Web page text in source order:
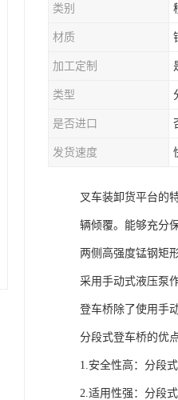
类别
材质
加工定制
类型
是否进口
发货速度
叉车装卸货平台的
辆倾覆。能够充分
两侧高强度锰钢矩
采用手动式液压泵
登车桥除了使用手
分段式登车桥的优
1.安全性高：分段
2.适用性强：分段